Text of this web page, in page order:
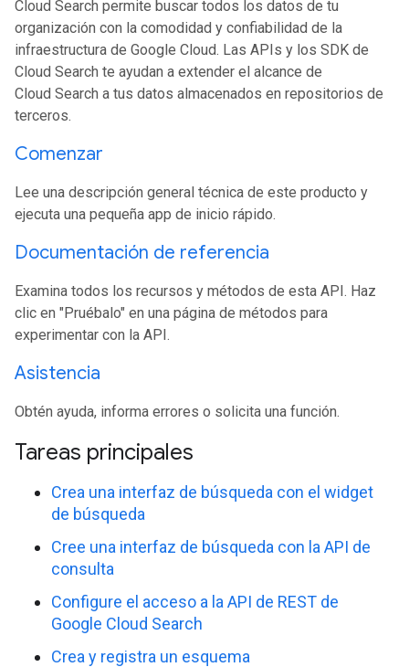
Cloud Search permite buscar todos los datos de tu
organización con la comodidad y confiabilidad de la
infraestructura de Google Cloud. Las APIs y los SDK de
Cloud Search te ayudan a extender el alcance de
Cloud Search a tus datos almacenados en repositorios de
terceros.
Comenzar
Lee una descripción general técnica de este producto y
ejecuta una pequeña app de inicio rápido.
Documentación de referencia
Examina todos los recursos y métodos de esta API. Haz
clic en "Pruébalo" en una página de métodos para
experimentar con la API.
Asistencia
Obtén ayuda, informa errores o solicita una función.
Tareas principales
Crea una interfaz de búsqueda con el widget
de búsqueda
Cree una interfaz de búsqueda con la API de
consulta
Configure el acceso a la API de REST de
Google Cloud Search
Crea y registra un esquema